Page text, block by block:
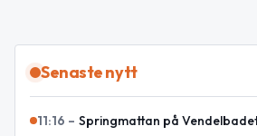
Senaste nytt
11:16 – Springmattan på